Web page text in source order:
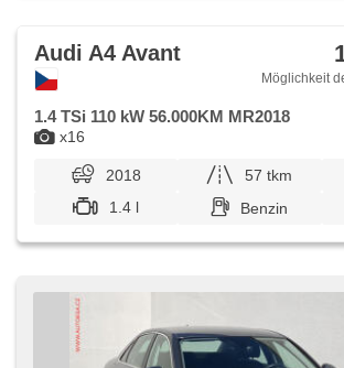
x16
Audi A4 Avant
Möglichkeit
1.4 TSi 110 kW 56.000KM MR2018
2018 57 tkm
1.4 l
Benzin